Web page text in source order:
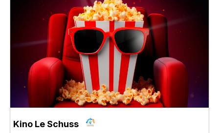
Kino Le Schuss